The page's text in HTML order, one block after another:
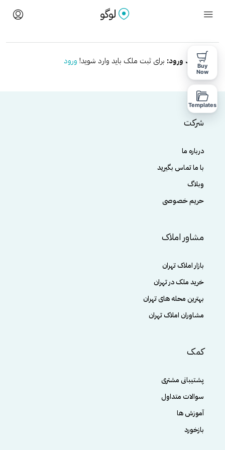
نیازمند ورود: برای ثبت ملک باید وارد شوید! ورود
شرکت
درباره ما
با ما تماس بگیرید
وبلاگ
حریم خصوصی
مشاور املاک
بازار املاک تهران
خرید ملک در تهران
بهترین محله های تهران
مشاوران املاک تهران
کمک
پشتیبانی مشتری
سوالات متداول
آموزش ها
بازخورد
Buy
Now
Templates